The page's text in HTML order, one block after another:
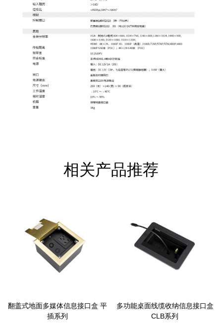
相关产品推荐
翻盖式地面多媒体信息接口盒 平
插系列
多功能桌面线缆收纳信息接口盒
CLB系列